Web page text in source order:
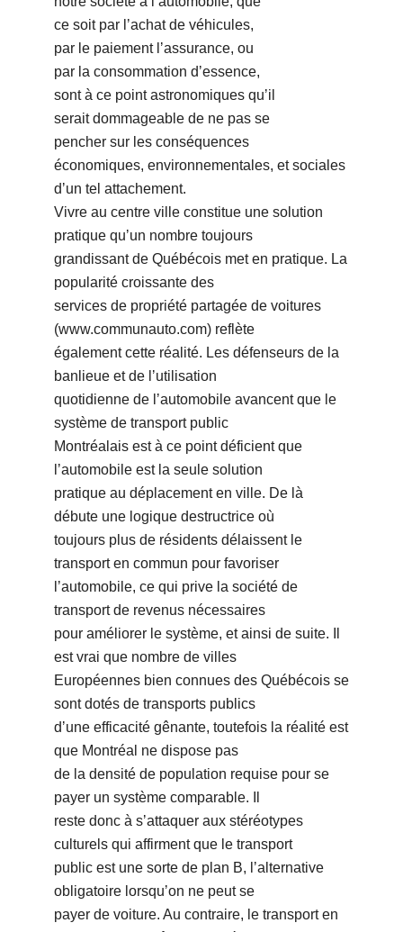
ce soit par lʼachat de véhicules,
par le paiement lʼassurance, ou
par la consommation dʼessence,
sont à ce point astronomiques quʼil
serait dommageable de ne pas se
pencher sur les conséquences
économiques, environnementales, et sociales
dʼun tel attachement.
Vivre au centre ville constitue une solution
pratique quʼun nombre toujours
grandissant de Québécois met en pratique. La
popularité croissante des
services de propriété partagée de voitures
(www.communauto.com) reflète
également cette réalité. Les défenseurs de la
banlieue et de lʼutilisation
quotidienne de lʼautomobile avancent que le
système de transport public
Montréalais est à ce point déficient que
lʼautomobile est la seule solution
pratique au déplacement en ville. De là
débute une logique destructrice où
toujours plus de résidents délaissent le
transport en commun pour favoriser
lʼautomobile, ce qui prive la société de
transport de revenus nécessaires
pour améliorer le système, et ainsi de suite. Il
est vrai que nombre de villes
Européennes bien connues des Québécois se
sont dotés de transports publics
dʼune efficacité gênante, toutefois la réalité est
que Montréal ne dispose pas
de la densité de population requise pour se
payer un système comparable. Il
reste donc à sʼattaquer aux stéréotypes
culturels qui affirment que le transport
public est une sorte de plan B, lʼalternative
obligatoire lorsquʼon ne peut se
payer de voiture. Au contraire, le transport en